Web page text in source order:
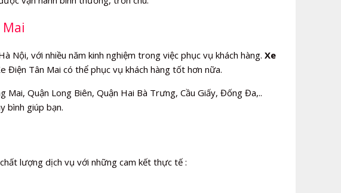
Nội, với nhiều năm kinh nghiệm trong việc phục vụ khách hàng. Xe
Điện Tân Mai có thể phục vụ khách hàng tốt hơn nữa.
Quận Long Biên, Quận Hai Bà Trưng, Cầu Giấy, Đống Đa,..
bình giúp bạn.
lượng dịch vụ với những cam kết thực tế :